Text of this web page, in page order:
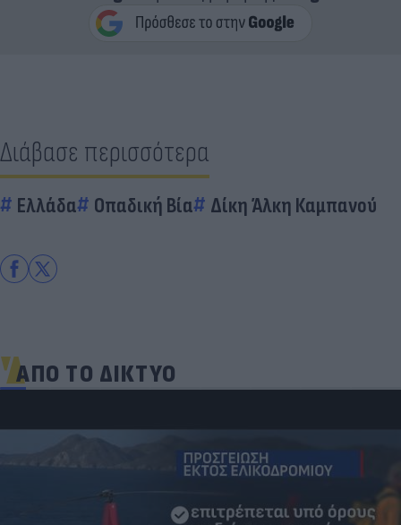
Διάβασε περισσότερα
Ελλάδα Οπαδική Βία Δίκη Άλκη Καμπανού
ΑΠΟ ΤΟ ΔΙΚΤΥΟ